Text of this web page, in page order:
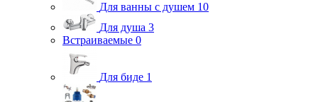
Для ванны с душем 10
Для душа 3
Встраиваемые 0
Для биде 1